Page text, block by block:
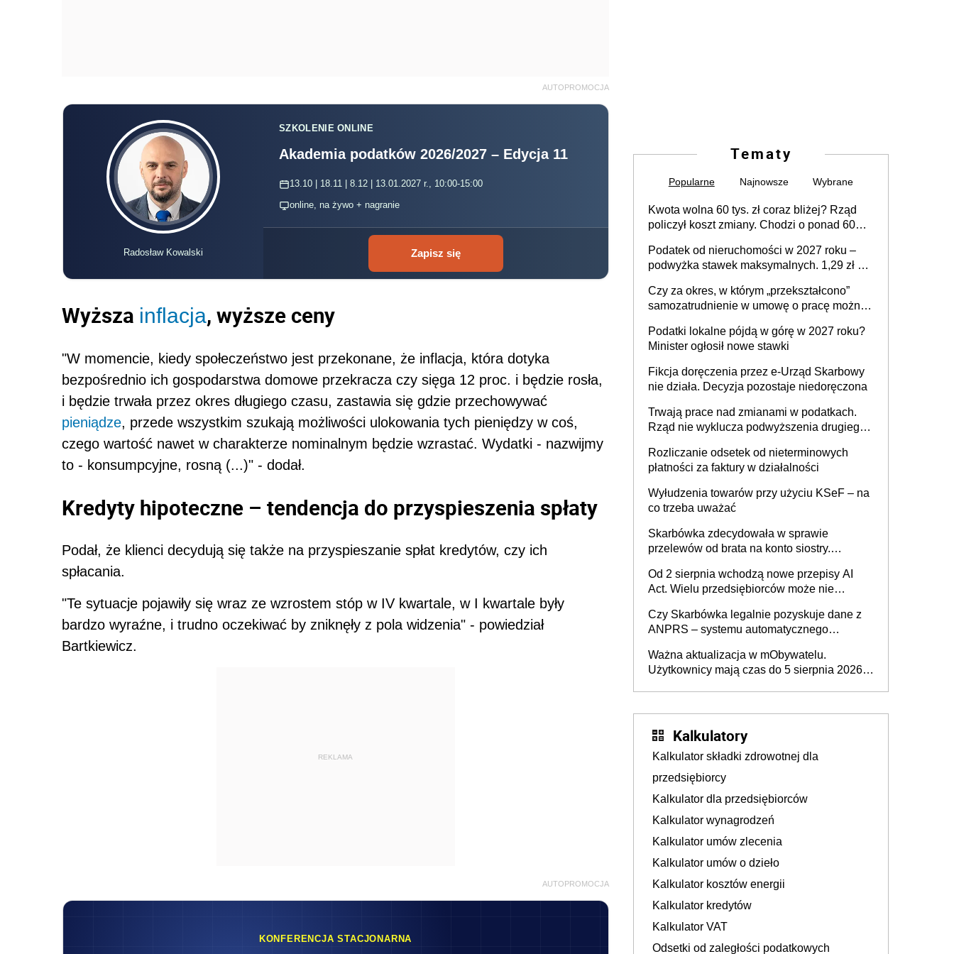
AUTOPROMOCJA
Radosław Kowalski
SZKOLENIE ONLINE
Akademia podatków 2026/2027 – Edycja 11
13.10 | 18.11 | 8.12 | 13.01.2027 r., 10:00-15:00
online, na żywo + nagranie
Zapisz się
Wyższa inflacja, wyższe ceny
"W momencie, kiedy społeczeństwo jest przekonane, że inflacja, która dotyka
bezpośrednio ich gospodarstwa domowe przekracza czy sięga 12 proc. i będzie rosła,
i będzie trwała przez okres długiego czasu, zastawia się gdzie przechowywać
pieniądze, przede wszystkim szukają możliwości ulokowania tych pieniędzy w coś,
czego wartość nawet w charakterze nominalnym będzie wzrastać. Wydatki - nazwijmy
to - konsumpcyjne, rosną (...)" - dodał.
Kredyty hipoteczne – tendencja do przyspieszenia spłaty
Podał, że klienci decydują się także na przyspieszanie spłat kredytów, czy ich
spłacania.
"Te sytuacje pojawiły się wraz ze wzrostem stóp w IV kwartale, w I kwartale były
bardzo wyraźne, i trudno oczekiwać by zniknęły z pola widzenia" - powiedział
Bartkiewicz.
REKLAMA
AUTOPROMOCJA
KONFERENCJA STACJONARNA
Tematy
Popularne Najnowsze Wybrane
Kwota wolna 60 tys. zł coraz bliżej? Rząd
policzył koszt zmiany. Chodzi o ponad 60
Podatek od nieruchomości w 2027 roku –
podwyżka stawek maksymalnych. 1,29 zł za
budynków i lokali związanych z
prowadzeniem działalności gospodarczej
Czy za okres, w którym „przekształcono”
samozatrudnienie w umowę o pracę można
umowy cywilnoprawnej jedynym
racjonalnym wyjściem
Podatki lokalne pójdą w górę w 2027 roku?
Minister ogłosił nowe stawki
Fikcja doręczenia przez e-Urząd Skarbowy
nie działa. Decyzja pozostaje niedoręczona
Trwają prace nad zmianami w podatkach.
Rząd nie wyklucza podwyższenia drugiego
Rozliczanie odsetek od nieterminowych
płatności za faktury w działalności
Wyłudzenia towarów przy użyciu KSeF – na
co trzeba uważać
Skarbówka zdecydowała w sprawie
przelewów od brata na konto siostry.
darowizna, ale podatku jednak nie będzie
Od 2 sierpnia wchodzą nowe przepisy AI
Act. Wielu przedsiębiorców może nie
Czy Skarbówka legalnie pozyskuje dane z
ANPRS – systemu automatycznego
pojazdów z kamer drogowych?
Ważna aktualizacja w mObywatelu.
Użytkownicy mają czas do 5 sierpnia 2026
Kalkulatory
Kalkulator składki zdrowotnej dla
przedsiębiorcy
Kalkulator dla przedsiębiorców
Kalkulator wynagrodzeń
Kalkulator umów zlecenia
Kalkulator umów o dzieło
Kalkulator kosztów energii
Kalkulator kredytów
Kalkulator VAT
Odsetki od zaległości podatkowych